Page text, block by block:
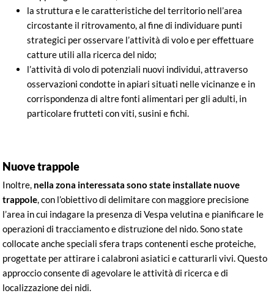
la struttura e le caratteristiche del territorio nell’area
circostante il ritrovamento, al fine di individuare punti
strategici per osservare l’attività di volo e per effettuare
catture utili alla ricerca del nido;
l’attività di volo di potenziali nuovi individui, attraverso
osservazioni condotte in apiari situati nelle vicinanze e in
corrispondenza di altre fonti alimentari per gli adulti, in
particolare frutteti con viti, susini e fichi.
Nuove trappole
Inoltre, nella zona interessata sono state installate nuove
trappole, con l’obiettivo di delimitare con maggiore precisione
l’area in cui indagare la presenza di Vespa velutina e pianificare le
operazioni di tracciamento e distruzione del nido. Sono state
collocate anche speciali sfera traps contenenti esche proteiche,
progettate per attirare i calabroni asiatici e catturarli vivi. Questo
approccio consente di agevolare le attività di ricerca e di
localizzazione dei nidi.